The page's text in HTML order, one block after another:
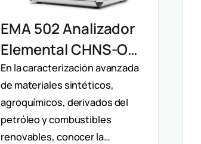
EMA 502 Analizador
Elemental CHNS-O
Velp: Determinación
Directa De Oxígeno
Y Análisis
Multiparámetro
En la caracterización avanzada
de materiales sintéticos,
agroquímicos, derivados del
petróleo y combustibles
renovables, conocer la…